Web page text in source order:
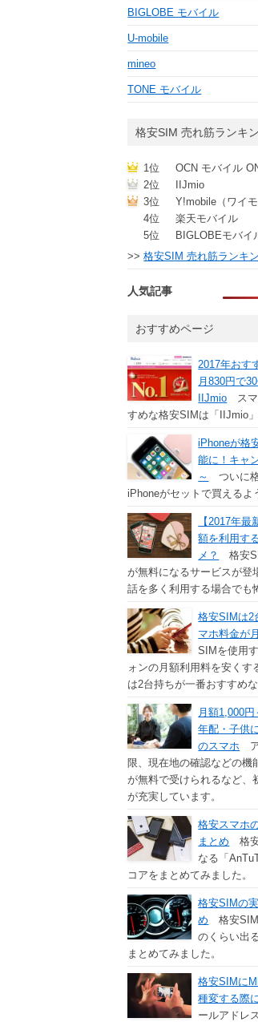
BIGLOBE モバイル
U-mobile
mineo
TONE モバイル
格安SIM 売れ筋ランキ
1位
OCN モバイル
2位
IIJmio
3位
Y!mobile（ワイモ
4位
楽天モバイル
5位
BIGLOBEモバイ
>>格安SIM 売れ筋ランキ
人気記事
おすすめページ
2017年おす
月830円で
IIJmio スマ
すめな格安SIMは「IIJmio」
iPhoneが格
能に！キャ
～
ついに
iPhoneがセットで買えるよ
【2017年
額を利用す
メ？
格安
が無料になるサービスが登
話を多く利用する場合でも
格安SIMは2
マホ料金が
SIMを使用
ォンの月額利用料を安くす
は2台持ちが一番おすすめな
月額1,000
年配・子供
のスマホ
限、現在地の確認などの機
が無料で受けられるなど、
が充実しています。
格安スマホ
まとめ 格
なる「
コアをまとめてみました。
格安SIMの
め 格安SIM
のくらい出
まとめてみました。
格安SIMに
種変する際
ールアドレ